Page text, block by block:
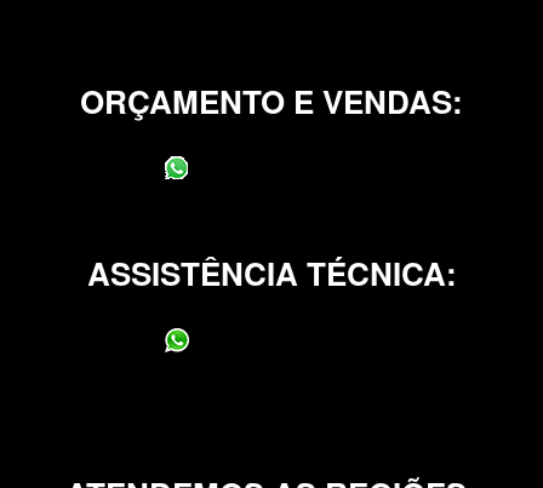
ORÇAMENTO E VENDAS:
ASSISTÊNCIA TÉCNICA: